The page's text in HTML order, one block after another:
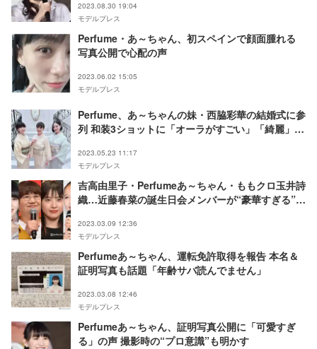
2023.08.30 19:04
モデルプレス
Perfume・あ～ちゃん、初スペインで顔面腫れる
写真公開で心配の声
2023.06.02 15:05
モデルプレス
Perfume、あ～ちゃんの妹・西脇彩華の結婚式に参
列 和装3ショットに「オーラがすごい」「綺麗」と
2023.05.23 11:17
モデルプレス
吉高由里子・Perfumeあ～ちゃん・ももクロ玉井詩
織…近藤春菜の誕生日会メンバーが“豪華すぎる”と
2023.03.09 12:36
モデルプレス
Perfumeあ～ちゃん、運転免許取得を報告 本名＆
証明写真も話題「年齢サバ読んでません」
2023.03.08 12:46
モデルプレス
Perfumeあ～ちゃん、証明写真公開に「可愛すぎ
る」の声 撮影時の“プロ意識”も明かす